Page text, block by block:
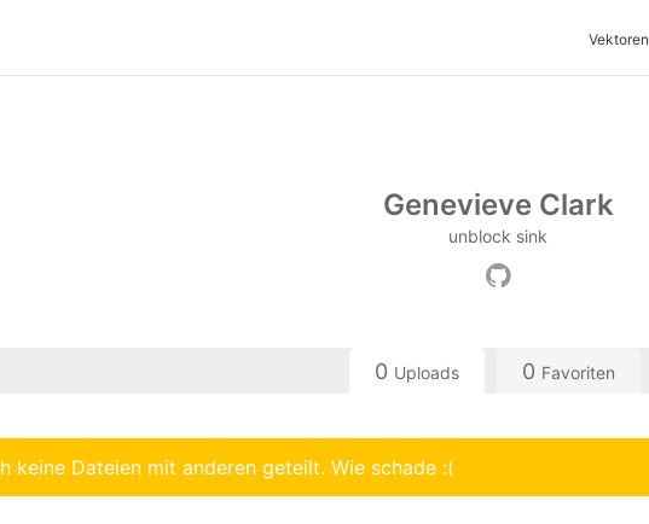
Vektoren
Genevieve Clark
unblock sink
0 Uploads 0 Favoriten
keine Dateien mit anderen geteilt. Wie schade :(